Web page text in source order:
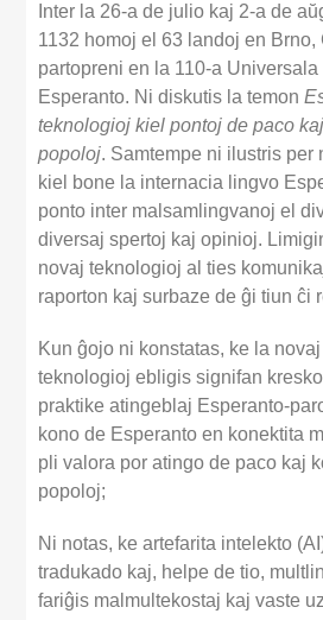
Inter la 26-a de julio kaj 2-a de
1132 homoj el 63 landoj en Brno,
partopreni en la 110-a
Esperanto. Ni diskutis la temon
teknologioj kiel pontoj de paco
popoloj. Samtempe ni ilustris per
kiel bone la internacia lingvo
ponto inter malsamlingvanoj el
diversaj spertoj kaj opinioj.
novaj teknologioj al ties
raporton kaj surbaze de ĝi tiun ĉi
Kun ĝojo ni konstatas, ke la
teknologioj ebligis signifan
praktike atingeblaj Esperanto-
kono de Esperanto en konektita
pli valora por atingo de paco kaj
popoloj;
Ni notas, ke artefarita intelekto
tradukado kaj, helpe de tio,
fariĝis malmultekostaj kaj vaste